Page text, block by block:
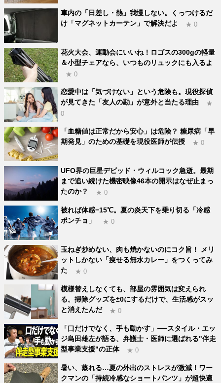
車内の「日差し・熱」我慢しない。くっつけるだ
け「マグネットカーテン」で解決だよ
★ 0
花火大会、運動会にいいね！ロゴスの300gの軽量
＆小型チェアなら、いつものリュックにも入るよ
★ 0
恋愛中は「気づけない」という危険も。現役探偵
が見てきた「友人の勘」が意外と当たる理由
★
0
「血糖値は正常だから安心」は危険？ 糖尿病「早
期発見」のための基礎を現役医師が伝授
★ 0
UFO界の巨星デビッド・ウィルコック急逝。最期
まで追い続けた機密映像46本の開示はなぜ止まっ
たのか？
★ 0
被れば体感−15℃。夏の炎天下を乗り切る「冷感
ポンチョ」
★ 0
玉ねぎ炒めない、肉も焼かないのにコク旨！ メリ
ットしかない「痩せる無水カレー」をつくってみ
た
★ 0
模様替えしなくても、部屋の雰囲気は変えられ
る。掃除グッズを±0にするだけで、生活感がスッ
と消えたんだ
★ 0
「口だけでなく、手も動かす」──スタイル・エッ
ジ島田雄左が語る、弁護士・医師に選ばれる"伴走
型事業支援"の正体
★ 0
暑い、蒸れる…夏の外出のストレスが激減！ワー
クマンの「持続冷感なショートパンツ」が超快適